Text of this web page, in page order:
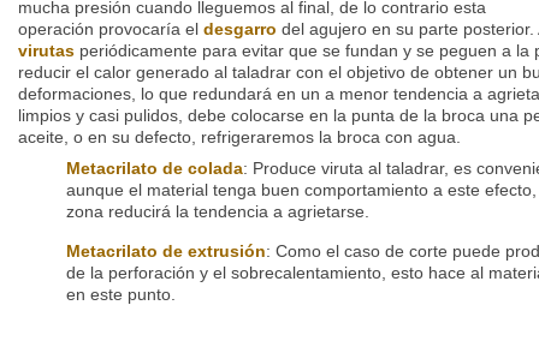
mucha presión cuando lleguemos al final, de lo contrario esta
operación provocaría el desgarro del agujero en su parte
virutas periódicamente para evitar que se fundan y se peguen a la
reducir el calor generado al taladrar con el objetivo de obtener un
deformaciones, lo que redundará en un a menor tendencia a
limpios y casi pulidos, debe colocarse en la punta de la broca una
aceite, o en su defecto, refrigeraremos la broca con agua.
Metacrilato de colada: Produce viruta al taladrar, es
aunque el material tenga buen comportamiento a este
zona reducirá la tendencia a agrietarse.
Metacrilato de extrusión: Como el caso de corte puede
de la perforación y el sobrecalentamiento, esto hace al
en este punto.